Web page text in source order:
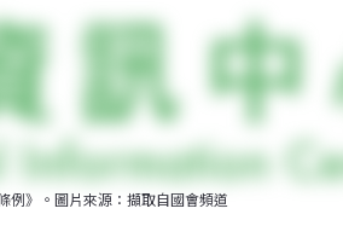
例》。圖片來源：擷取自國會頻道